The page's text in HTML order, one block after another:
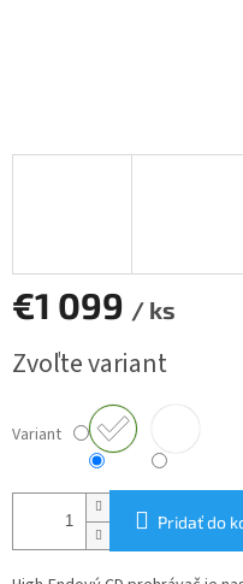
€1 099 / ks
cena:
Zvoľte variant
Variant
Pridať do